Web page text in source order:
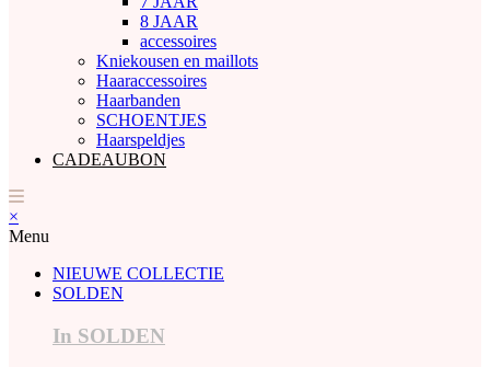
8 JAAR
accessoires
Kniekousen en maillots
Haaraccessoires
Haarbanden
SCHOENTJES
Haarspeldjes
CADEAUBON
×
Menu
NIEUWE COLLECTIE
SOLDEN
In SOLDEN